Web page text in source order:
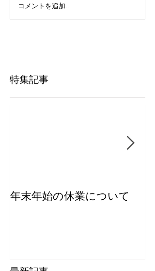
コメントを追加…
特集記事
年末年始の休業について